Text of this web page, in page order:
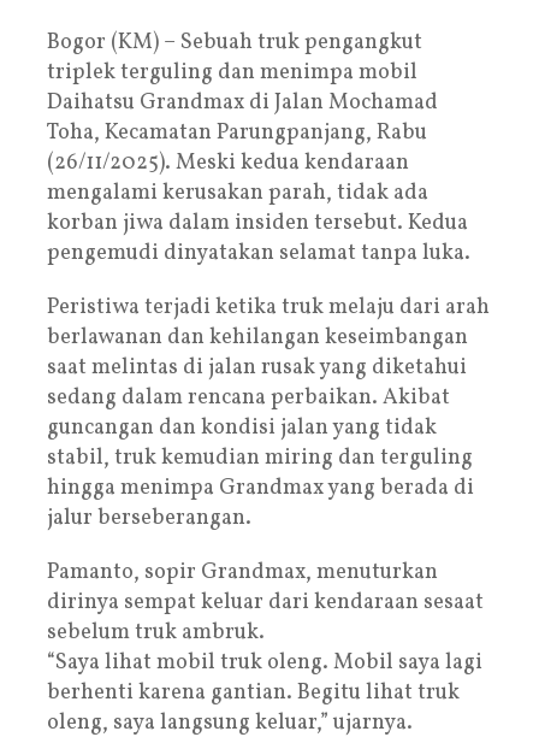
Bogor (KM) – Sebuah truk pengangkut
triplek terguling dan menimpa mobil
Daihatsu Grandmax di Jalan Mochamad
Toha, Kecamatan Parungpanjang, Rabu
(26/11/2025). Meski kedua kendaraan
mengalami kerusakan parah, tidak ada
korban jiwa dalam insiden tersebut. Kedua
pengemudi dinyatakan selamat tanpa luka.
Peristiwa terjadi ketika truk melaju dari arah
berlawanan dan kehilangan keseimbangan
saat melintas di jalan rusak yang diketahui
sedang dalam rencana perbaikan. Akibat
guncangan dan kondisi jalan yang tidak
stabil, truk kemudian miring dan terguling
hingga menimpa Grandmax yang berada di
jalur berseberangan.
Pamanto, sopir Grandmax, menuturkan
dirinya sempat keluar dari kendaraan sesaat
sebelum truk ambruk.
“Saya lihat mobil truk oleng. Mobil saya lagi
berhenti karena gantian. Begitu lihat truk
oleng, saya langsung keluar,” ujarnya.